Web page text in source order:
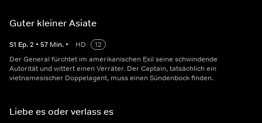
Guter kleiner Asiate
S1 Ep.2 • 57 Min. • HD
12
Der General fürchtet im amerikanischen Exil seine schwindende
Autorität und wittert einen Verräter. Der Captain, tatsächlich ein
vietnamesischer Doppelagent, muss einen Sündenbock finden.
Liebe es oder verlass es